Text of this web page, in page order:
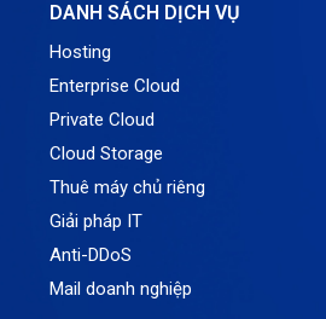
DANH SÁCH DỊCH VỤ
Hosting
Enterprise Cloud
Private Cloud
Cloud Storage
Thuê máy chủ riêng
Giải pháp IT
Anti-DDoS
Mail doanh nghiệp